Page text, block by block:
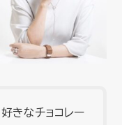
きなチョコレー